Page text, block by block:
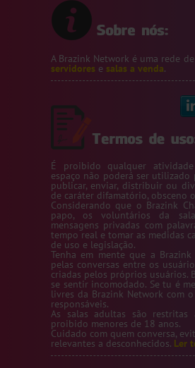
A Brazink Network é uma rede
servidores e salas a venda.
É proibido qualquer
espaço não poderá ser utilizado
publicar, enviar, distribuir ou
de caráter difamatório, obsceno
Considerando que o Brazink
papo, os voluntários da
mensagens privadas com
tempo real e tomar as medidas
de uso e legislação.
Tenha em mente que a
pelas conversas entre os
criadas pelos próprios usuários.
se sentir incomodado. Se tu é
livres da Brazink Network com
responsáveis.
As salas adultas são restritas
proibido menores de 18 anos.
Cuidado com quem conversa,
relevantes a desconhecidos. Ler